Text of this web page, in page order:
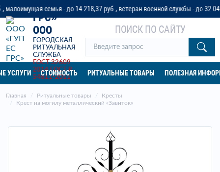
семья - до 14 218,37 руб., ветеран военной службы - до 32 042
«ГУП ЕС
ГРС»
ООО
ГОРОДСКАЯ
РИТУАЛЬНАЯ
СЛУЖБА
ГОСТ 32609-
2014 ГОСТ Р
54611-2011
ПОИСК ПО САЙТУ
УСЛУГИ СТОИМОСТЬ РИТУАЛЬНЫЕ ТОВАРЫ ПОЛЕЗНАЯ
Главная Ритуальные товары
Кресты
Крест на могилу металлический «Завиток»